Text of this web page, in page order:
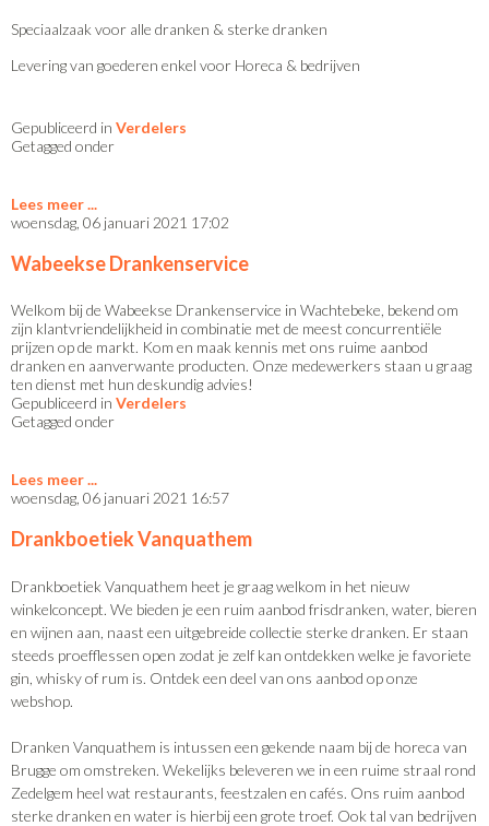
Speciaalzaak voor alle dranken & sterke dranken
Levering van goederen enkel voor Horeca & bedrijven
Gepubliceerd in Verdelers
Getagged onder
Lees meer
woensdag, 06 januari 2021 17:02
Wabeekse Drankenservice
Welkom bij de Wabeekse Drankenservice in Wachtebeke, bekend om
zijn klantvriendelijkheid in combinatie met de meest concurrentiële
prijzen op de markt. Kom en maak kennis met ons ruime aanbod
dranken en aanverwante producten. Onze medewerkers staan u graag
ten dienst met hun deskundig advies!
Gepubliceerd in Verdelers
Getagged onder
Lees meer
woensdag, 06 januari 2021 16:57
Drankboetiek Vanquathem
Drankboetiek Vanquathem heet je graag welkom in het nieuw
winkelconcept. We bieden je een ruim aanbod frisdranken, water, bieren
en wijnen aan, naast een uitgebreide collectie sterke dranken. Er staan
steeds proefflessen open zodat je zelf kan ontdekken welke je favoriete
gin, whisky of rum is. Ontdek een deel van ons aanbod op onze
webshop.
Dranken Vanquathem is intussen een gekende naam bij de horeca van
Brugge om omstreken. Wekelijks beleveren we in een ruime straal rond
Zedelgem heel wat restaurants, feestzalen en cafés. Ons ruim aanbod
sterke dranken en water is hierbij een grote troef. Ook tal van bedrijven